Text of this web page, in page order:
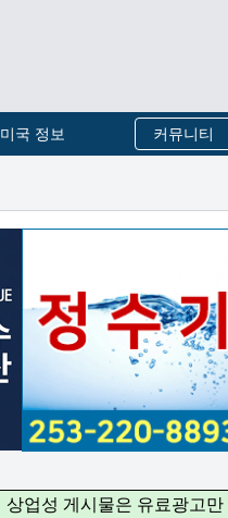
미국 정보 커뮤니티
상업성 게시물은 유료광고